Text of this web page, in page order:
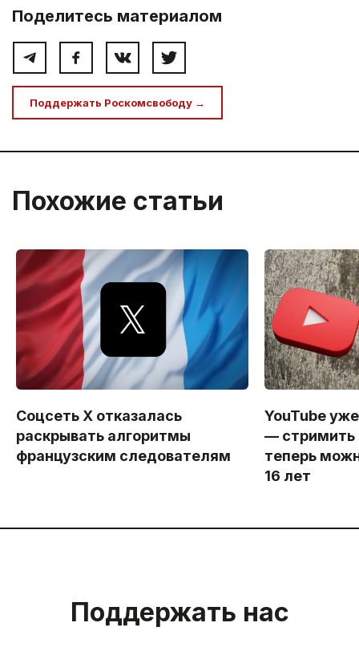
Поделитесь материалом
Поддержать Роскомсвободу →
Похожие статьи
Соцсеть X отказалась
раскрывать алгоритмы
французским следователям
YouTube
— стримить
теперь
16 лет
Поддержать нас